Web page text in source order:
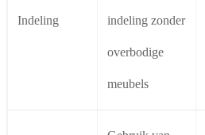
Indeling indeling zonder
overbodige
meubels